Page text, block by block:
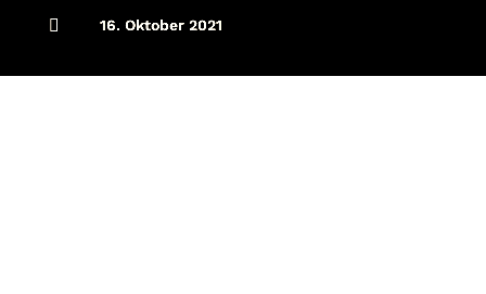
 16. Oktober 2021